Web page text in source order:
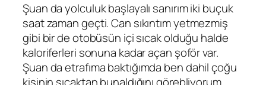
Şuan da yolculuk başlayalı sanırım iki buçuk
saat zaman geçti. Can sıkıntım yetmezmiş
gibi bir de otobüsün içi sıcak olduğu halde
kaloriferleri sonuna kadar açan şoför var.
Şuan da etrafıma baktığımda ben dahil çoğu